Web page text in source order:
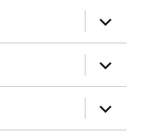
öffnen
öffnen
öffnen